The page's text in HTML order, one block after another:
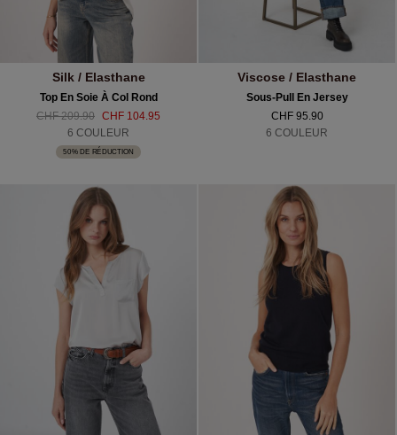
Silk / Elasthane
Top En Soie À Col Rond
CHF 209.90 CHF 104.95
6 COULEUR
50% DE RÉDUCTION
Viscose / Elasthane
Sous-Pull En Jersey
CHF 95.90
6 COULEUR